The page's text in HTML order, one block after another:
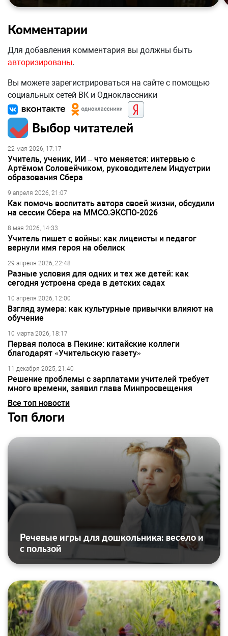
Комментарии
Для добавления комментария вы должны быть
авторизированы.
Вы можете зарегистрироваться на сайте с помощью
социальных сетей ВК и Одноклассники
Выбор читателей
22 мая 2026, 17:17
Учитель, ученик, ИИ – что меняется: интервью с
Артёмом Соловейчиком, руководителем Индустрии
образования Сбера
9 апреля 2026, 21:07
Как помочь воспитать автора своей жизни, обсудили
на сессии Сбера на ММСО.ЭКСПО-2026
8 мая 2026, 14:33
Учитель пишет с войны: как лицеисты и педагог
вернули имя героя на обелиск
29 апреля 2026, 22:48
Разные условия для одних и тех же детей: как
сегодня устроена среда в детских садах
10 апреля 2026, 12:00
Взгляд зумера: как культурные привычки влияют на
обучение
10 марта 2026, 18:17
Первая полоса в Пекине: китайские коллеги
благодарят «Учительскую газету»
11 декабря 2025, 21:40
Решение проблемы с зарплатами учителей требует
много времени, заявил глава Минпросвещения
Все топ новости
Топ блоги
Речевые игры для дошкольника: весело и
с пользой